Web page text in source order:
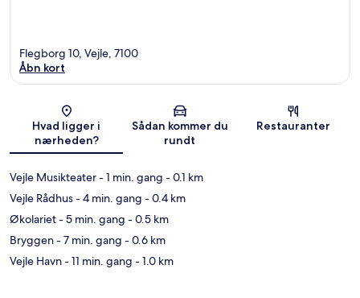
Kort
Flegborg 10, Vejle, 7100
Åbn kort
Hvad ligger i
nærheden?
Sådan kommer du
rundt
Restauranter
Vejle Musikteater- 1 min. gang - 0.1 km
Vejle Rådhus- 4 min. gang - 0.4 km
Økolariet- 5 min. gang - 0.5 km
Bryggen- 7 min. gang - 0.6 km
Vejle Havn- 11 min. gang - 1.0 km